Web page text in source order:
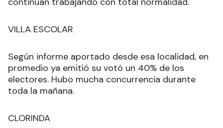
VILLA ESCOLAR
Según informe aportado desde esa localidad, en
promedio ya emitió su votó un 40% de los
electores. Hubo mucha concurrencia durante
toda la mañana.
CLORINDA